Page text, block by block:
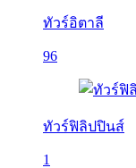
ทัวร์อิตาลี
96
ทัวร์ฟิลิปปินส์
1